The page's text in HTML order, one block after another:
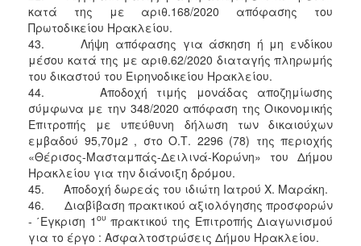
κατά της με αριθ.168/2020 απόφασης του
Πρωτοδικείου Ηρακλείου.
43. Λήψη απόφασης για άσκηση ή μη ενδίκου
μέσου κατά της με αριθ.62/2020 διαταγής πληρωμής
του δικαστού του Ειρηνοδικείου Ηρακλείου.
44. Αποδοχή τιμής μονάδας αποζημίωσης
σύμφωνα με την 348/2020 απόφαση της Οικονομικής
Επιτροπής με υπεύθυνη δήλωση των δικαιούχων
εμβαδού 95,70μ2 , στο Ο.Τ. 2296 (78) της περιοχής
«Θέρισος-Μασταμπάς-Δειλινά-Κορώνη» του Δήμου
Ηρακλείου για την διάνοιξη δρόμου.
45. Αποδοχή δωρεάς του ιδιώτη Ιατρού Χ. Μαράκη.
46. Διαβίβαση πρακτικού αξιολόγησης προσφορών
- ΄Εγκριση 1 ου πρακτικού της Επιτροπής Διαγωνισμού
για το έργο : Ασφαλτοστρώσεις Δήμου Ηρακλείου.